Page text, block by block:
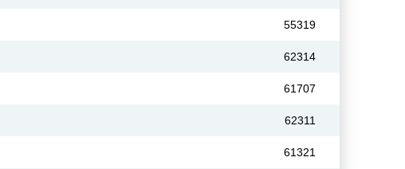
55319
62314
61707
62311
61321